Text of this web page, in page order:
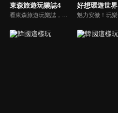
東森旅遊玩樂誌4
看東森旅遊玩樂誌，發現旅遊吃喝玩樂新鮮事，玩樂誌帶大家輕鬆悠遊全世界！看主持人旅途中發生什麼大小趣事？挖掘什麼樣的文化趣味，和他們一起好笑、一起感動！跟著節目這樣玩！
好想環遊世界